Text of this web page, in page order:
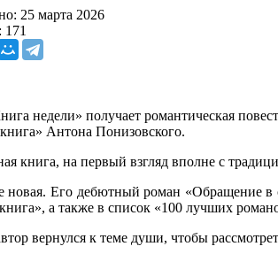
25 марта 2026
недели» получает романтическая
Антона Понизовского.
книга, на первый взгляд вполне с
новая. Его дебютный роман «Обращение
а также в список «100 лучших
вернулся к теме души, чтобы